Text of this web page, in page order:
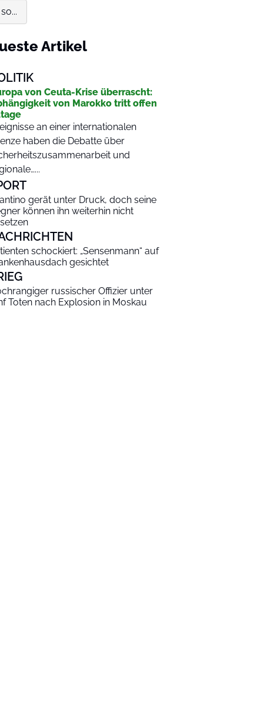
Artikel
von Ceuta-Krise überrascht:
von Marokko tritt offen
an einer internationalen
haben die Debatte über
und
gerät unter Druck, doch seine
können ihn weiterhin nicht
schockiert: „Sensenmann“ auf
gesichtet
russischer Offizier unter
Toten nach Explosion in Moskau